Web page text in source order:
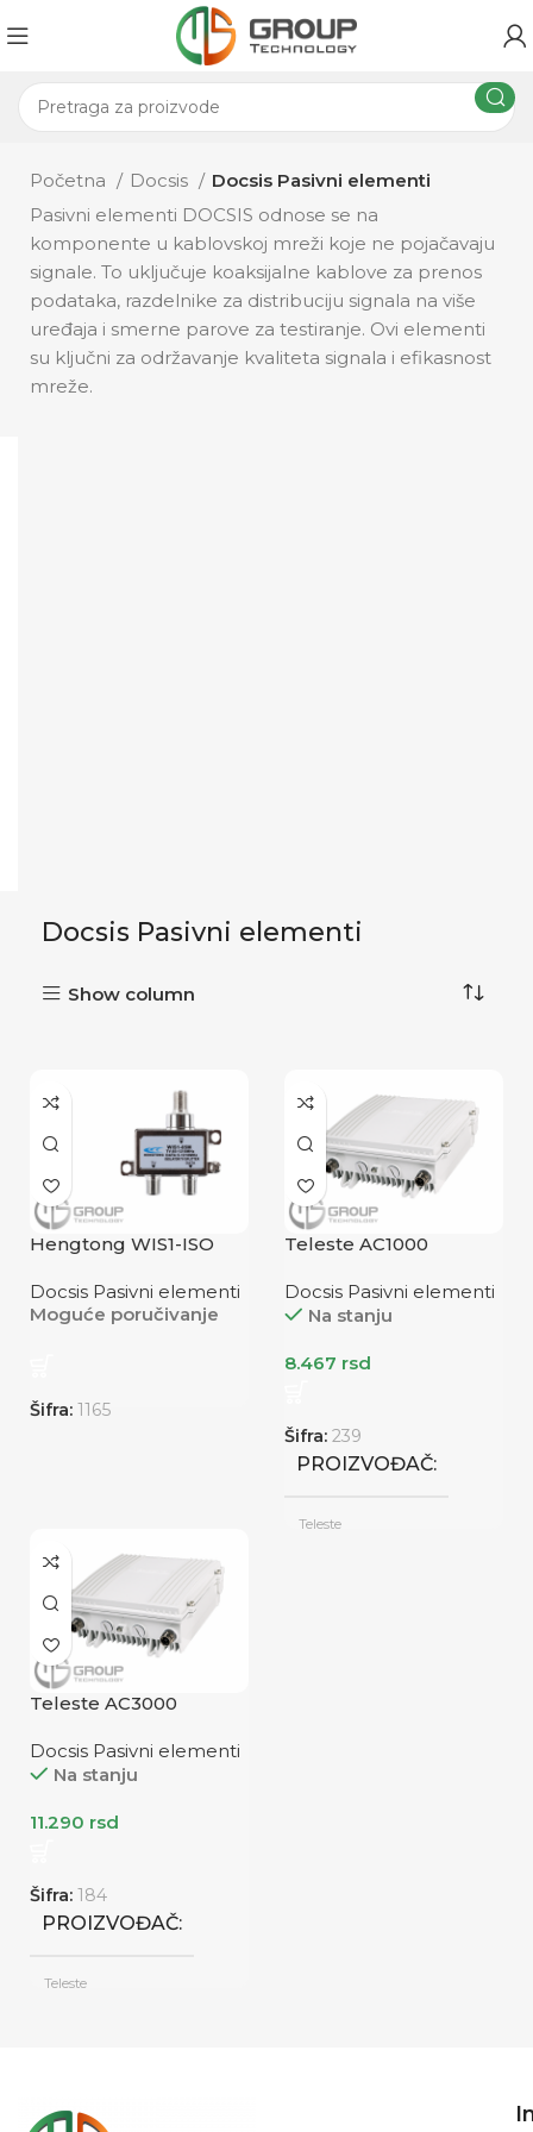
Početna Docsis
Docsis Pasivni elementi
Pasivni elementi DOCSIS odnose se na
komponente u kablovskoj mreži koje ne pojačavaju
signale. To uključuje koaksijalne kablove za prenos
podataka, razdelnike za distribuciju signala na više
uređaja i smerne parove za testiranje. Ovi elementi
su ključni za održavanje kvaliteta signala i efikasnost
mreže.
Docsis Pasivni elementi
Show column
Hengtong WIS1-ISO
Docsis Pasivni elementi
Moguće poručivanje
Šifra: 1165
Teleste AC1000
Docsis Pasivni elementi
Na stanju
8.467 rsd
Šifra: 239
PROIZVOĐAČ
Teleste
Teleste AC3000
Docsis Pasivni elementi
Na stanju
11.290 rsd
Šifra: 184
PROIZVOĐAČ
Teleste
Refabrikovano